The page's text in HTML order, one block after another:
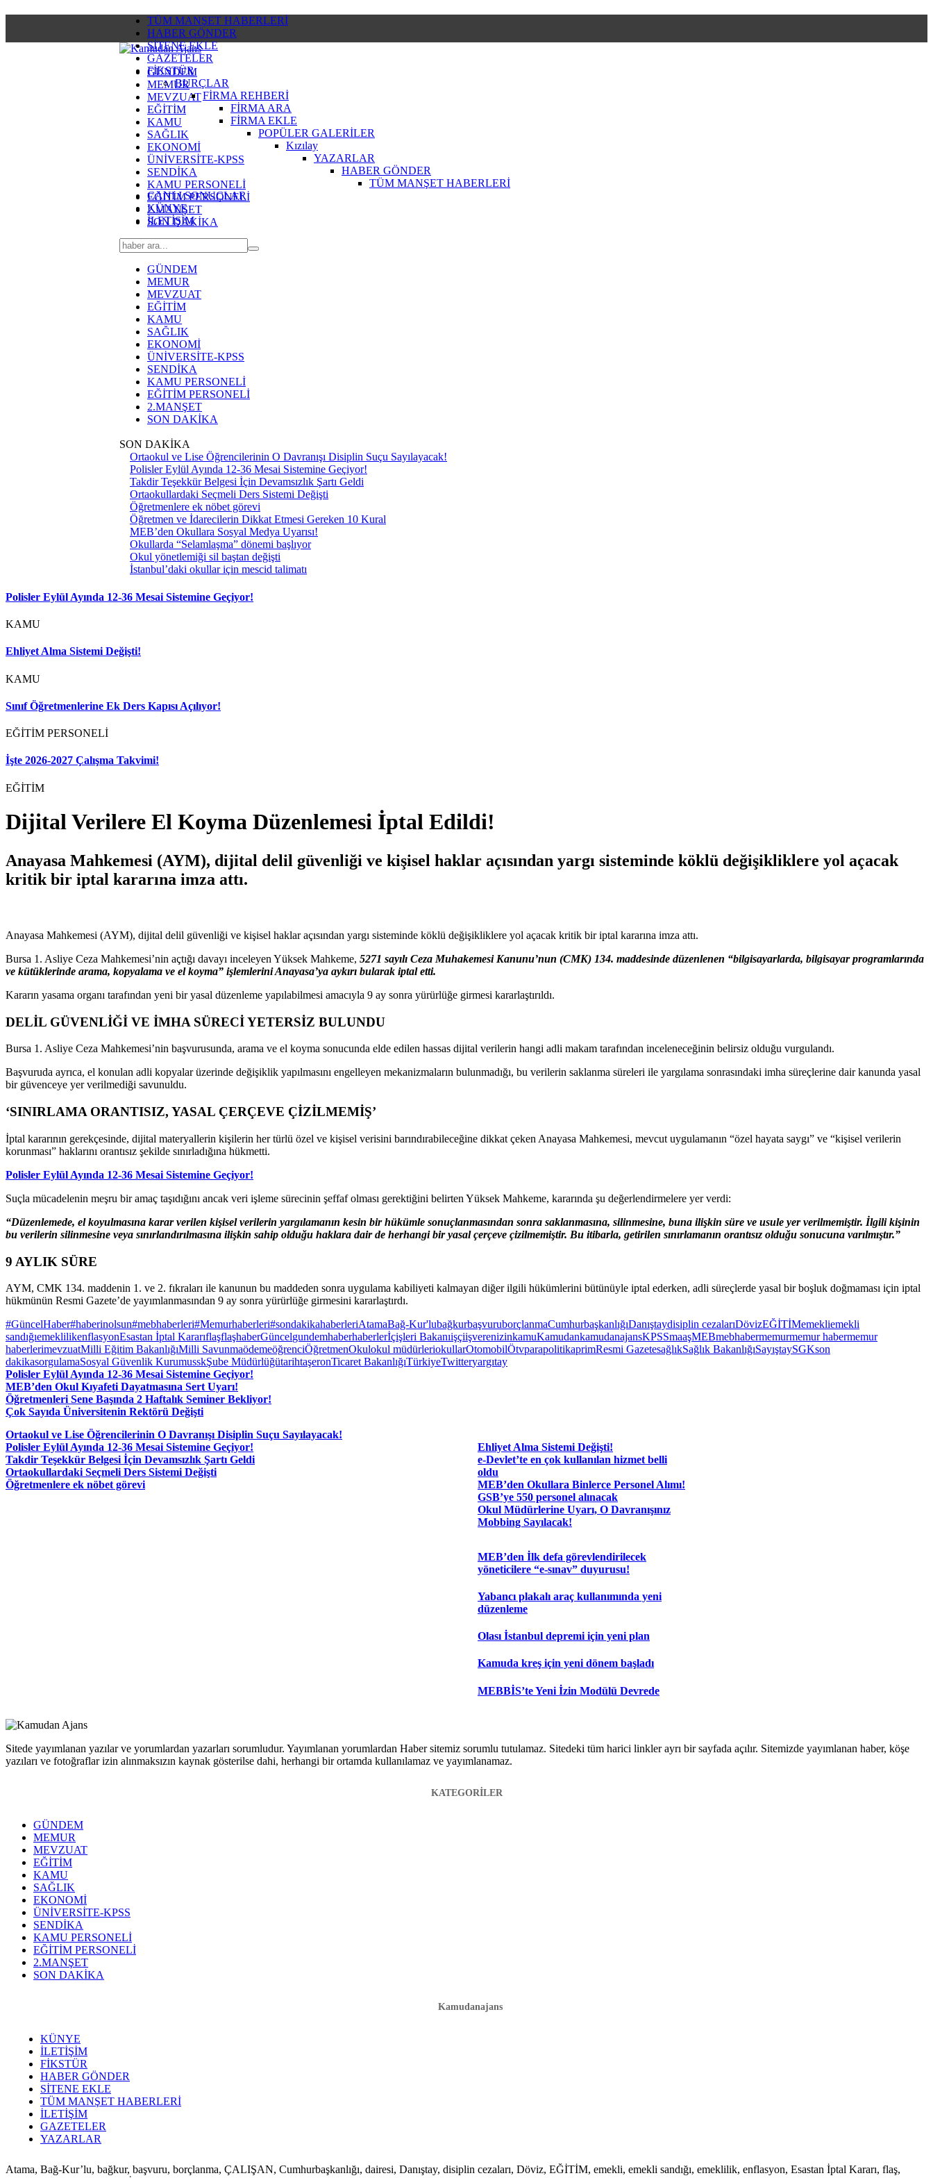
TÜM MANŞET HABERLERİ
HABER GÖNDER
SİTENE EKLE
GAZETELER
FİKSTÜR
BURÇLAR
FİRMA REHBERİ
FİRMA ARA
FİRMA EKLE
POPÜLER GALERİLER
Kızılay
YAZARLAR
HABER GÖNDER
TÜM MANŞET HABERLERİ
CANLI SONUÇLAR
KÜNYE
İLETİŞİM
GÜNDEM
MEMUR
MEVZUAT
EĞİTİM
KAMU
SAĞLIK
EKONOMİ
ÜNİVERSİTE-KPSS
SENDİKA
KAMU PERSONELİ
EĞİTİM PERSONELİ
2.MANŞET
SON DAKİKA
GÜNDEM
MEMUR
MEVZUAT
EĞİTİM
KAMU
SAĞLIK
EKONOMİ
ÜNİVERSİTE-KPSS
SENDİKA
KAMU PERSONELİ
EĞİTİM PERSONELİ
2.MANŞET
SON DAKİKA
SON DAKİKA
Ortaokul ve Lise Öğrencilerinin O Davranışı Disiplin Suçu Sayılayacak!
Polisler Eylül Ayında 12-36 Mesai Sistemine Geçiyor!
Takdir Teşekkür Belgesi İçin Devamsızlık Şartı Geldi
Ortaokullardaki Seçmeli Ders Sistemi Değişti
Öğretmenlere ek nöbet görevi
Öğretmen ve İdarecilerin Dikkat Etmesi Gereken 10 Kural
MEB’den Okullara Sosyal Medya Uyarısı!
Okullarda “Selamlaşma” dönemi başlıyor
Okul yönetlemiği sil baştan değişti
İstanbul’daki okullar için mescid talimatı
Polisler Eylül Ayında 12-36 Mesai Sistemine Geçiyor!
KAMU
Ehliyet Alma Sistemi Değişti!
KAMU
Sınıf Öğretmenlerine Ek Ders Kapısı Açılıyor!
EĞİTİM PERSONELİ
İşte 2026-2027 Çalışma Takvimi!
EĞİTİM
Dijital Verilere El Koyma Düzenlemesi İptal Edildi!
Anayasa Mahkemesi (AYM), dijital delil güvenliği ve kişisel haklar açısından yargı sisteminde köklü değişikliklere yol açacak
kritik bir iptal kararına imza attı.
Anayasa Mahkemesi (AYM), dijital delil güvenliği ve kişisel haklar açısından yargı sisteminde köklü değişikliklere yol açacak kritik bir iptal kararına imza attı.
Bursa 1. Asliye Ceza Mahkemesi’nin açtığı davayı inceleyen Yüksek Mahkeme, 5271 sayılı Ceza Muhakemesi Kanunu’nun (CMK) 134. maddesinde düzenlenen “bilgisayarlarda, bilgisayar programlarında
ve kütüklerinde arama, kopyalama ve el koyma” işlemlerini Anayasa’ya aykırı bularak iptal etti.
Kararın yasama organı tarafından yeni bir yasal düzenleme yapılabilmesi amacıyla 9 ay sonra yürürlüğe girmesi kararlaştırıldı.
DELİL GÜVENLİĞİ VE İMHA SÜRECİ YETERSİZ BULUNDU
Bursa 1. Asliye Ceza Mahkemesi’nin başvurusunda, arama ve el koyma sonucunda elde edilen hassas dijital verilerin hangi adli makam tarafından inceleneceğinin belirsiz olduğu vurgulandı.
Başvuruda ayrıca, el konulan adli kopyalar üzerinde değişiklik yapılmasını engelleyen mekanizmaların bulunmadığı, bu verilerin saklanma süreleri ile yargılama sonrasındaki imha süreçlerine dair kanunda yasal
bir güvenceye yer verilmediği savunuldu.
‘SINIRLAMA ORANTISIZ, YASAL ÇERÇEVE ÇİZİLMEMİŞ’
İptal kararının gerekçesinde, dijital materyallerin kişilerin her türlü özel ve kişisel verisini barındırabileceğine dikkat çeken Anayasa Mahkemesi, mevcut uygulamanın “özel hayata saygı” ve “kişisel verilerin
korunması” haklarını orantısız şekilde sınırladığına hükmetti.
Polisler Eylül Ayında 12-36 Mesai Sistemine Geçiyor!
Suçla mücadelenin meşru bir amaç taşıdığını ancak veri işleme sürecinin şeffaf olması gerektiğini belirten Yüksek Mahkeme, kararında şu değerlendirmelere yer verdi:
“Düzenlemede, el koyulmasına karar verilen kişisel verilerin yargılamanın kesin bir hükümle sonuçlanmasından sonra saklanmasına, silinmesine, buna ilişkin süre ve usule yer verilmemiştir. İlgili kişinin
bu verilerin silinmesine veya sınırlandırılmasına ilişkin sahip olduğu haklara dair de herhangi bir yasal çerçeve çizilmemiştir. Bu itibarla, getirilen sınırlamanın orantısız olduğu sonucuna varılmıştır.”
9 AYLIK SÜRE
AYM, CMK 134. maddenin 1. ve 2. fıkraları ile kanunun bu maddeden sonra uygulama kabiliyeti kalmayan diğer ilgili hükümlerini bütünüyle iptal ederken, adli süreçlerde yasal bir boşluk doğmaması için iptal
hükmünün Resmi Gazete’de yayımlanmasından 9 ay sonra yürürlüğe girmesini kararlaştırdı.
#GüncelHaber#haberinolsun#mebhaberleri#Memurhaberleri#sondakikahaberleriAtamaBağ-Kur'lubağkurbaşvuruborçlanmaCumhurbaşkanlığıDanıştaydisiplin cezalarıDövizEĞİTİMemekliemekli
sandığıemeklilikenflasyonEsastan İptal KararıflaşflaşhaberGüncelgundemhaberhaberlerİçişleri BakanıişçiişverenizinkamuKamudankamudanajansKPSSmaaşMEBmebhabermemurmemur habermemur
haberlerimevzuatMilli Eğitim BakanlığıMilli SavunmaödemeöğrenciÖğretmenOkulokul müdürleriokullarOtomobilÖtvparapolitikaprimResmi GazetesağlıkSağlık BakanlığıSayıştaySGKson
dakikasorgulamaSosyal Güvenlik KurumusskŞube MüdürlüğütarihtaşeronTicaret BakanlığıTürkiyeTwitteryargıtay
Polisler Eylül Ayında 12-36 Mesai Sistemine Geçiyor!
MEB’den Okul Kıyafeti Dayatmasına Sert Uyarı!
Öğretmenleri Sene Başında 2 Haftalık Seminer Bekliyor!
Çok Sayıda Üniversitenin Rektörü Değişti
Ortaokul ve Lise Öğrencilerinin O Davranışı Disiplin Suçu Sayılayacak!
Polisler Eylül Ayında 12-36 Mesai Sistemine Geçiyor!
Takdir Teşekkür Belgesi İçin Devamsızlık Şartı Geldi
Ortaokullardaki Seçmeli Ders Sistemi Değişti
Öğretmenlere ek nöbet görevi
Ehliyet Alma Sistemi Değişti!
e-Devlet’te en çok kullanılan hizmet belli
oldu
MEB’den Okullara Binlerce Personel Alımı!
GSB’ye 550 personel alınacak
Okul Müdürlerine Uyarı, O Davranışınız
Mobbing Sayılacak!
MEB’den İlk defa görevlendirilecek
yöneticilere “e-sınav” duyurusu!
Yabancı plakalı araç kullanımında yeni
düzenleme
Olası İstanbul depremi için yeni plan
Kamuda kreş için yeni dönem başladı
MEBBİS’te Yeni İzin Modülü Devrede
Sitede yayımlanan yazılar ve yorumlardan yazarları sorumludur. Yayımlanan yorumlardan Haber sitemiz sorumlu tutulamaz. Sitedeki tüm harici linkler ayrı bir sayfada açılır. Sitemizde yayımlanan haber, köşe
yazıları ve fotoğraflar izin alınmaksızın kaynak gösterilse dahi, herhangi bir ortamda kullanılamaz ve yayımlanamaz.
KATEGORİLER
GÜNDEM
MEMUR
MEVZUAT
EĞİTİM
KAMU
SAĞLIK
EKONOMİ
ÜNİVERSİTE-KPSS
SENDİKA
KAMU PERSONELİ
EĞİTİM PERSONELİ
2.MANŞET
SON DAKİKA
Kamudanajans
KÜNYE
İLETİŞİM
FİKSTÜR
HABER GÖNDER
SİTENE EKLE
TÜM MANŞET HABERLERİ
İLETİŞİM
GAZETELER
YAZARLAR
Atama, Bağ-Kur’lu, bağkur, başvuru, borçlanma, ÇALIŞAN, Cumhurbaşkanlığı, dairesi, Danıştay, disiplin cezaları, Döviz, EĞİTİM, emekli, emekli sandığı, emeklilik, enflasyon, Esastan İptal Kararı, flaş,